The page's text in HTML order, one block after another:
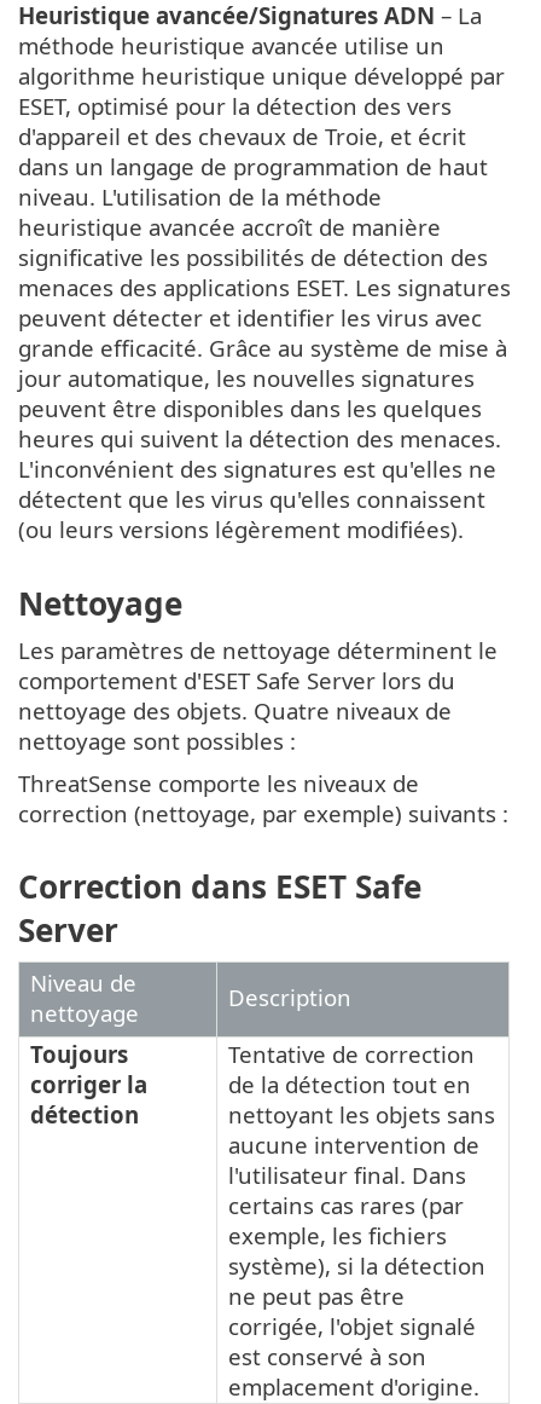
Heuristique avancée/Signatures ADN – La
méthode heuristique avancée utilise un
algorithme heuristique unique développé par
ESET, optimisé pour la détection des vers
d'appareil et des chevaux de Troie, et écrit
dans un langage de programmation de haut
niveau. L'utilisation de la méthode
heuristique avancée accroît de manière
significative les possibilités de détection des
menaces des applications ESET. Les signatures
peuvent détecter et identifier les virus avec
grande efficacité. Grâce au système de mise à
jour automatique, les nouvelles signatures
peuvent être disponibles dans les quelques
heures qui suivent la détection des menaces.
L'inconvénient des signatures est qu'elles ne
détectent que les virus qu'elles connaissent
(ou leurs versions légèrement modifiées).
Nettoyage
Les paramètres de nettoyage déterminent le
comportement d'ESET Safe Server lors du
nettoyage des objets. Quatre niveaux de
nettoyage sont possibles :
ThreatSense comporte les niveaux de
correction (nettoyage, par exemple) suivants :
Correction dans ESET Safe
Server
Niveau de
nettoyage
Description
Toujours
corriger la
détection
Tentative de correction
de la détection tout en
nettoyant les objets sans
aucune intervention de
l'utilisateur final. Dans
certains cas rares (par
exemple, les fichiers
système), si la détection
ne peut pas être
corrigée, l'objet signalé
est conservé à son
emplacement d'origine.